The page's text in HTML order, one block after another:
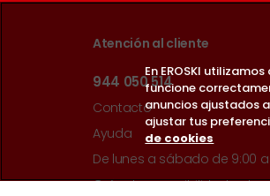
Atención al cliente
944 050 514
Contacto
Ayuda
De lunes a sábado de 9:00 a
Guía de accesibilidad web
En EROSKI
funcione
anuncios ajustados
ajustar tus
de cookies